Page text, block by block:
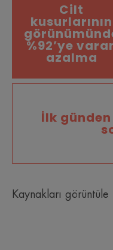
Cilt
kusurlarının
%92’ye
azalma
İlk
Kaynakları görüntüle